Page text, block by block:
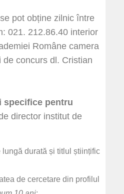
pot obține zilnic între
021. 212.86.40 interior
Române camera
concurs dl. Cristian
specifice pentru
director institut de
durată și titlul științific
de cercetare din profilul